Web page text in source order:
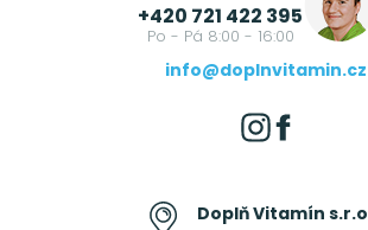
+420 721 422 395
Po - Pá 8:00 - 16:00
info@doplnvitamin.cz
Doplň Vitamín s.r.o